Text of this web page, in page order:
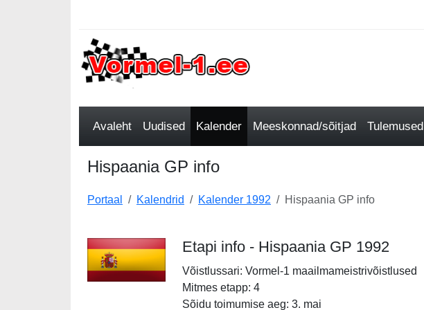
Avaleht Uudised Kalender Meeskonnad/sõitjad Tulemused
Hispaania GP info
Portaal Kalendrid Kalender 1992 Hispaania GP info
Etapi info - Hispaania GP 1992
Võistlussari: Vormel-1 maailmameistrivõistlused
Mitmes etapp: 4
Sõidu toimumise aeg: 3. mai